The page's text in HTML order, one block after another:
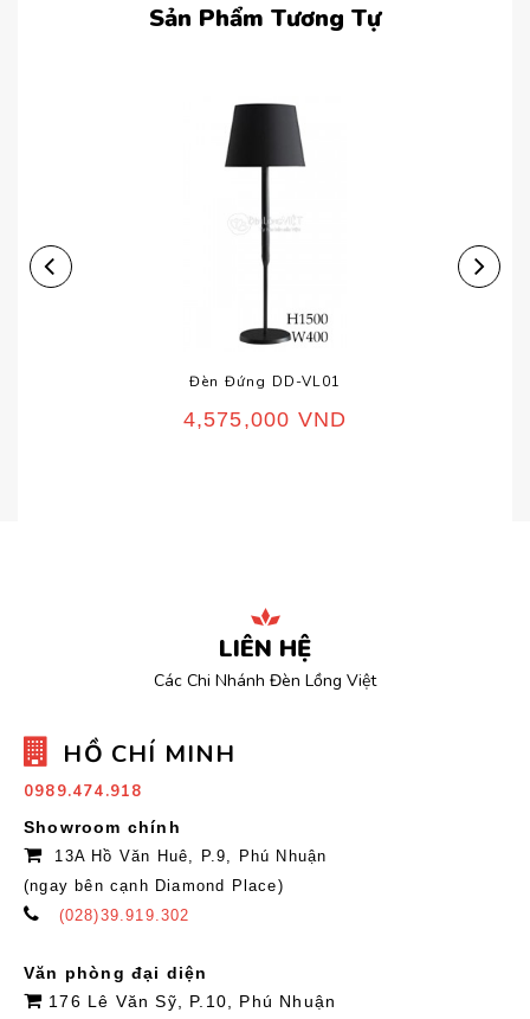
Sản Phẩm Tương Tự
Đèn Đứng DD-VL01
4,575,000 VND
LIÊN HỆ
Các Chi Nhánh Đèn Lồng Việt
HỒ CHÍ MINH
0989.474.918
Showroom chính
13A Hồ Văn Huê, P.9, Phú Nhuận
(ngay bên cạnh Diamond Place)
(028)39.919.302
Văn phòng đại diện
176 Lê Văn Sỹ, P.10, Phú Nhuận